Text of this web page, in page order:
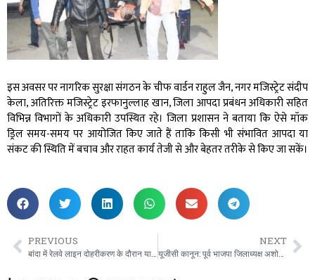
इस अवसर पर नागरिक सुरक्षा संगठन के चीफ वार्डन राहुल जैन, नगर मजिस्ट्रेट संदीप
केला, अतिरिक्त मजिस्ट्रेट इरफानुल्लाह खान, जिला आपदा प्रबंधन अधिकारी सहित
विभिन्न विभागों के अधिकारी उपस्थित रहे। जिला प्रशासन ने बताया कि ऐसे मॉक
ड्रिल समय-समय पर आयोजित किए जाते हैं ताकि किसी भी संभावित आपदा या
संकट की स्थिति में बचाव और राहत कार्य तेजी से और बेहतर तरीके से किए जा सकें।
PREVIOUS NEXT
यूजीसी कानून: पूर्व भाजपा जिलाध्यक्ष अशोक त्रिपाठी जीतू ने कानून मंत्री की बर्खास्तगी की उठाई मांग।